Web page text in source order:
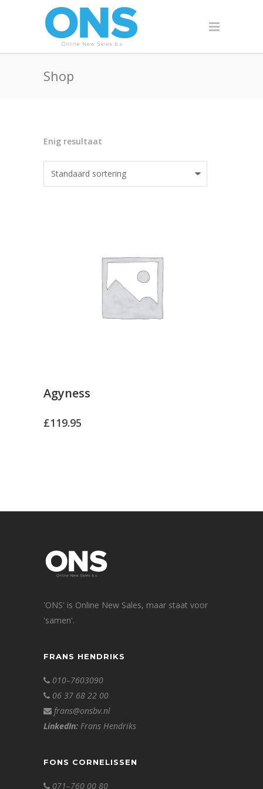
Shop
Enig resultaat
Agyness
£119.95
'ONS' is Online New Sales, maar staat voor
'samen'.
FRANS HENDRIKS
010–7603090
06 37 68 22 00
frans@onsbv.nl
LinkedIn: Frans Hendriks
FONS CORNELISSEN
071–760 00 80